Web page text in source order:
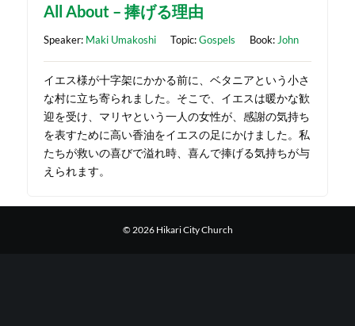
All About – 捧げる理由
Speaker: Maki Umakoshi Topic:Gospels Book: John
イエス様が十字架にかかる前に、ベタニアという小さ
な村に立ち寄られました。そこで、イエスは暖かな歓
迎を受け、マリヤという一人の女性が、感謝の気持ち
を表すために高い香油をイエスの足にかけました。私
たちが救いの喜びで溢れ時、喜んで捧げる気持ちが与
えられます。
© 2026 Hikari City Church